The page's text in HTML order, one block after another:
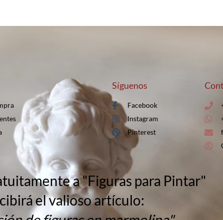
Síguenos
Facebook
Instagram
Pinterest
a "Figuras para Pintar"
el valioso artículo: